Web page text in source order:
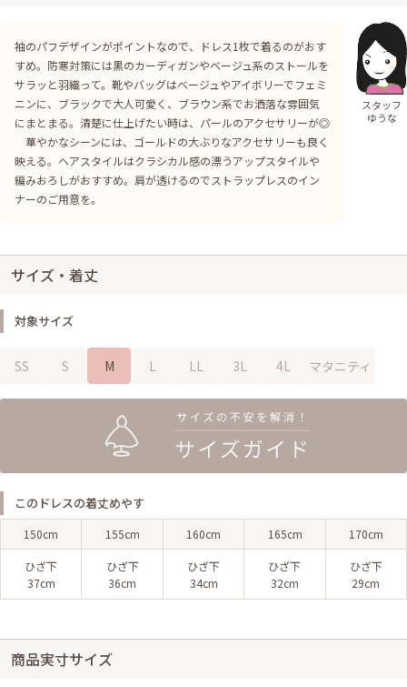
袖のパフデザインがポイントなので、ドレス1枚で着るのがおす
すめ。防寒対策には黒のカーディガンやベージュ系のストールを
サラッと羽織って。靴やバッグはベージュやアイボリーでフェミ
ニンに、ブラックで大人可愛く、ブラウン系でお洒落な雰囲気
にまとまる。清楚に仕上げたい時は、パールのアクセサリーが◎
華やかなシーンには、ゴールドの大ぶりなアクセサリーも良く
映える。ヘアスタイルはクラシカル感の漂うアップスタイルや
編みおろしがおすすめ。肩が透けるのでストラップレスのイン
ナーのご用意を。
スタッフ
ゆうな
サイズ・着丈
対象サイズ
SS S M L LL 3L 4L マタニティ
このドレスの着丈めやす
150cm 155cm 160cm 165cm 170cm
ひざ下
37cm
ひざ下
36cm
ひざ下
34cm
ひざ下
32cm
ひざ下
29cm
商品実寸サイズ